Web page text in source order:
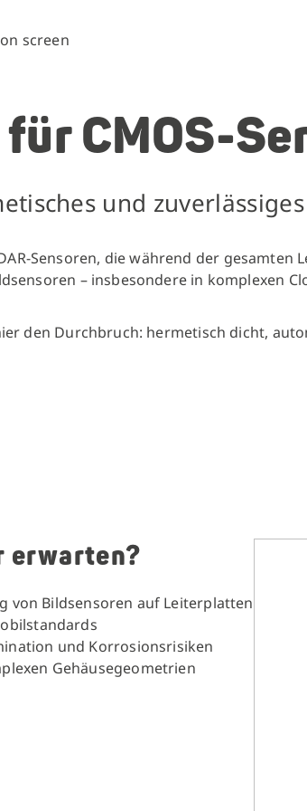
CMOS-
und
Sensoren, die während der
– insbesondere in komplexen
den Durchbruch: hermetisch dicht,
erwarten?
von Bildsensoren auf Leiterplatten
und Korrosionsrisiken
Gehäusegeometrien